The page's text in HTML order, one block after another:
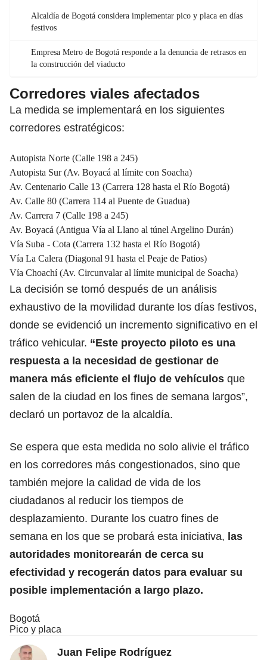
Alcaldía de Bogotá considera implementar pico y placa en días
festivos
Empresa Metro de Bogotá responde a la denuncia de retrasos en
la construcción del viaducto
Corredores viales afectados
La medida se implementará en los siguientes
corredores estratégicos:
Autopista Norte (Calle 198 a 245)
Autopista Sur (Av. Boyacá al límite con Soacha)
Av. Centenario Calle 13 (Carrera 128 hasta el Río Bogotá)
Av. Calle 80 (Carrera 114 al Puente de Guadua)
Av. Carrera 7 (Calle 198 a 245)
Av. Boyacá (Antigua Vía al Llano al túnel Argelino Durán)
Vía Suba - Cota (Carrera 132 hasta el Río Bogotá)
Vía La Calera (Diagonal 91 hasta el Peaje de Patios)
Vía Choachí (Av. Circunvalar al límite municipal de Soacha)
La decisión se tomó después de un análisis
exhaustivo de la movilidad durante los días festivos,
donde se evidenció un incremento significativo en el
tráfico vehicular. “Este proyecto piloto es una
respuesta a la necesidad de gestionar de
manera más eficiente el flujo de vehículos que
salen de la ciudad en los fines de semana largos”,
declaró un portavoz de la alcaldía.
Se espera que esta medida no solo alivie el tráfico
en los corredores más congestionados, sino que
también mejore la calidad de vida de los
ciudadanos al reducir los tiempos de
desplazamiento. Durante los cuatro fines de
semana en los que se probará esta iniciativa, las
autoridades monitorearán de cerca su
efectividad y recogerán datos para evaluar su
posible implementación a largo plazo.
Bogotá
Pico y placa
Juan Felipe Rodríguez